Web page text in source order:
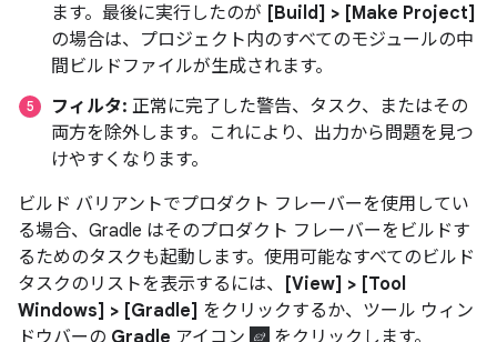
ます。最後に実行したのが [Build] > [Make Project]
の場合は、プロジェクト内のすべてのモジュールの中
間ビルドファイルが生成されます。
フィルタ: 正常に完了した警告、タスク、またはその
両方を除外します。これにより、出力から問題を見つ
けやすくなります。
ビルド バリアントでプロダクト フレーバーを使用してい
る場合、Gradle はそのプロダクト フレーバーをビルドす
るためのタスクも起動します。使用可能なすべてのビルド
タスクのリストを表示するには、
[View] > [Tool
Windows] > [Gradle] をクリックするか、ツール ウィン
ドウバーの Gradle アイコン
をクリックします。